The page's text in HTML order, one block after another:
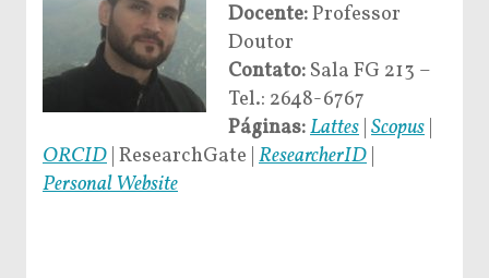
Docente:Professor
Doutor
Contato:Sala FG 213 –
Tel.: 2648-6767
Páginas:Lattes|Scopus|
ORCID| ResearchGate |ResearcherID|
Personal Website